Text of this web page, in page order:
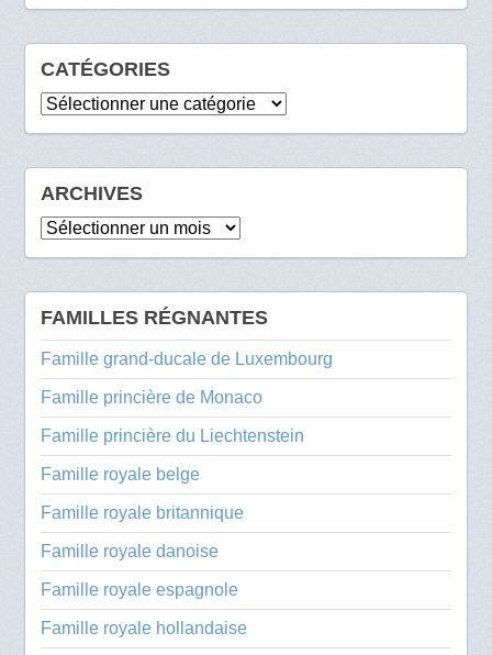
CATÉGORIES
Catégories
ARCHIVES
Archives
FAMILLES RÉGNANTES
Famille grand-ducale de Luxembourg
Famille princière de Monaco
Famille princière du Liechtenstein
Famille royale belge
Famille royale britannique
Famille royale danoise
Famille royale espagnole
Famille royale hollandaise